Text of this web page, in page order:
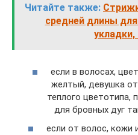
Читайте также:
средней длины
укладки,
если в волосах,
желтый, девушка
теплого цветотипа,
для бровных дуг
если от волос, кожи